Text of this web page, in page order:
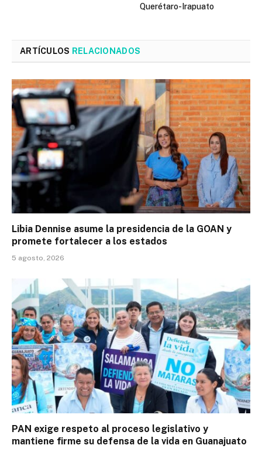
Querétaro-Irapuato
ARTÍCULOS RELACIONADOS
Libia Dennise asume la presidencia de la GOAN y
promete fortalecer a los estados
5 agosto, 2026
PAN exige respeto al proceso legislativo y
mantiene firme su defensa de la vida en Guanajuato